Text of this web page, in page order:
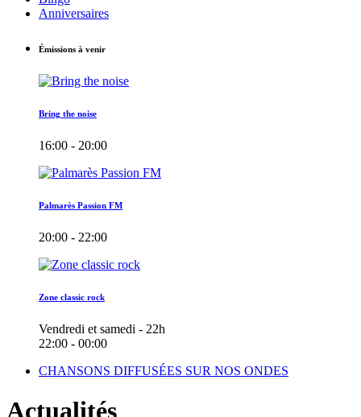
Anniversaires
Émissions à venir
Bring the noise
16:00 - 20:00
Palmarès Passion FM
20:00 - 22:00
Zone classic rock
Vendredi et samedi - 22h
22:00 - 00:00
CHANSONS DIFFUSÉES SUR NOS ONDES
Actualités